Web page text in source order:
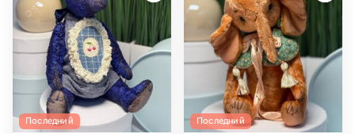
Последний Последний